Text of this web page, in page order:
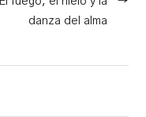
danza del alma